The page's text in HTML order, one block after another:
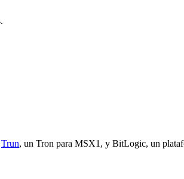
Trun, un Tron para MSX1, y BitLogic, un